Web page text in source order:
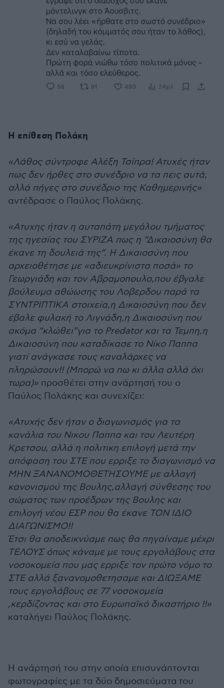
Η επίθεση Πολάκη
«Λάθος σύντροφε Αλέξη Τσίπρα! Ατυχές ήταν
πως δεν ήρθες στο συνέδριο να τα πεις αυτά,
αλλά πήγες στο συνέδριο της Καθημερινής»
αντέδρασε ο Παύλος Πολάκης.
«Ατυχης ήταν η αυταπάτη μεγάλου τμήματος
της ηγεσίας του ΣΥΡΙΖΑ πως η “Δικαιοσύνη θα
έκανε τη δουλειά της”. Η Δικαιοσύνη που
αρχειοθέτησε με «αδιευκρίνιστα ποσά» το
Γεωργιάδη και τον Αβραμοπουλο,που έβγαλε
βούλευμα αθώωσης του Λοβερδου παρά τα
ΣΥΝΤΡΙΠΤΙΚΑ στοιχεία,η Δικαιοσύνη που δεν
έβαλε φυλακή το Λιγνάδη,η Δικαιοσύνη που
ακόμα “κλώθει”για το Predator και τα Τεμπη,η
Δικαιοσύνη που καταδίκασε το Νίκο Παππα
γιατί ανάγκασε τους καναλάρχες να
πληρώσουν!! (Μπορώ να πω κι άλλα αλλά όχι
τωρα)» προσθέτει στην ανάρτησή του ο
Παύλος Πολάκης και συνεχίζει:
«Ατυχής δεν ήταν ο διαγωνισμός για τα
κανάλια του Νικου Παππα και του Λευτέρη
Κρετσου, αλλά η πολιτικη επιλογή μετά την
απόφαση του ΣΤΕ που ερριξε το διαγωνισμό να
ΜΗΝ ΞΑΝΑΝΟΜΟΘΕΤΗΣΟΥΜΕ με αλλαγή
κανονισμού της Βουλης,αλλαγή σύνθεσης του
σώματος των προέδρων της Βουλης και
επιλογή νέου ΕΣΡ που θα έκανε ΤΟΝ ΙΔΙΟ
ΔΙΑΓΩΝΙΣΜΟ!!
Έτσι θα αποδεικνύαμε πως θα πηγαίναμε μέχρι
ΤΕΛΟΥΣ όπως κάναμε με τους εργολάβους στα
νοσοκομεία που μας ερριξε τον πρώτο νόμο το
ΣΤΕ αλλά ξανανομοθετησαμε και ΔΙΩΞΑΜΕ
τους εργολάβους σε 77 νοσοκομεία
,κερδίζοντας και στο Ευρωπαϊκό δικαστήριο !!»
καταλήγει Παύλος Πολάκης.
Η ανάρτησή του στην οποία επισυνάπτονται
φωτογραφίες με τα δύο δημοσιεύματα του